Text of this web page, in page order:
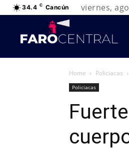
34.4 C Cancún viernes,
Home Policiacas
Policiacas